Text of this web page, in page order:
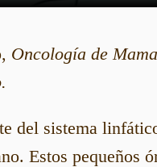
, Oncología de
del sistema
Estos pequeños